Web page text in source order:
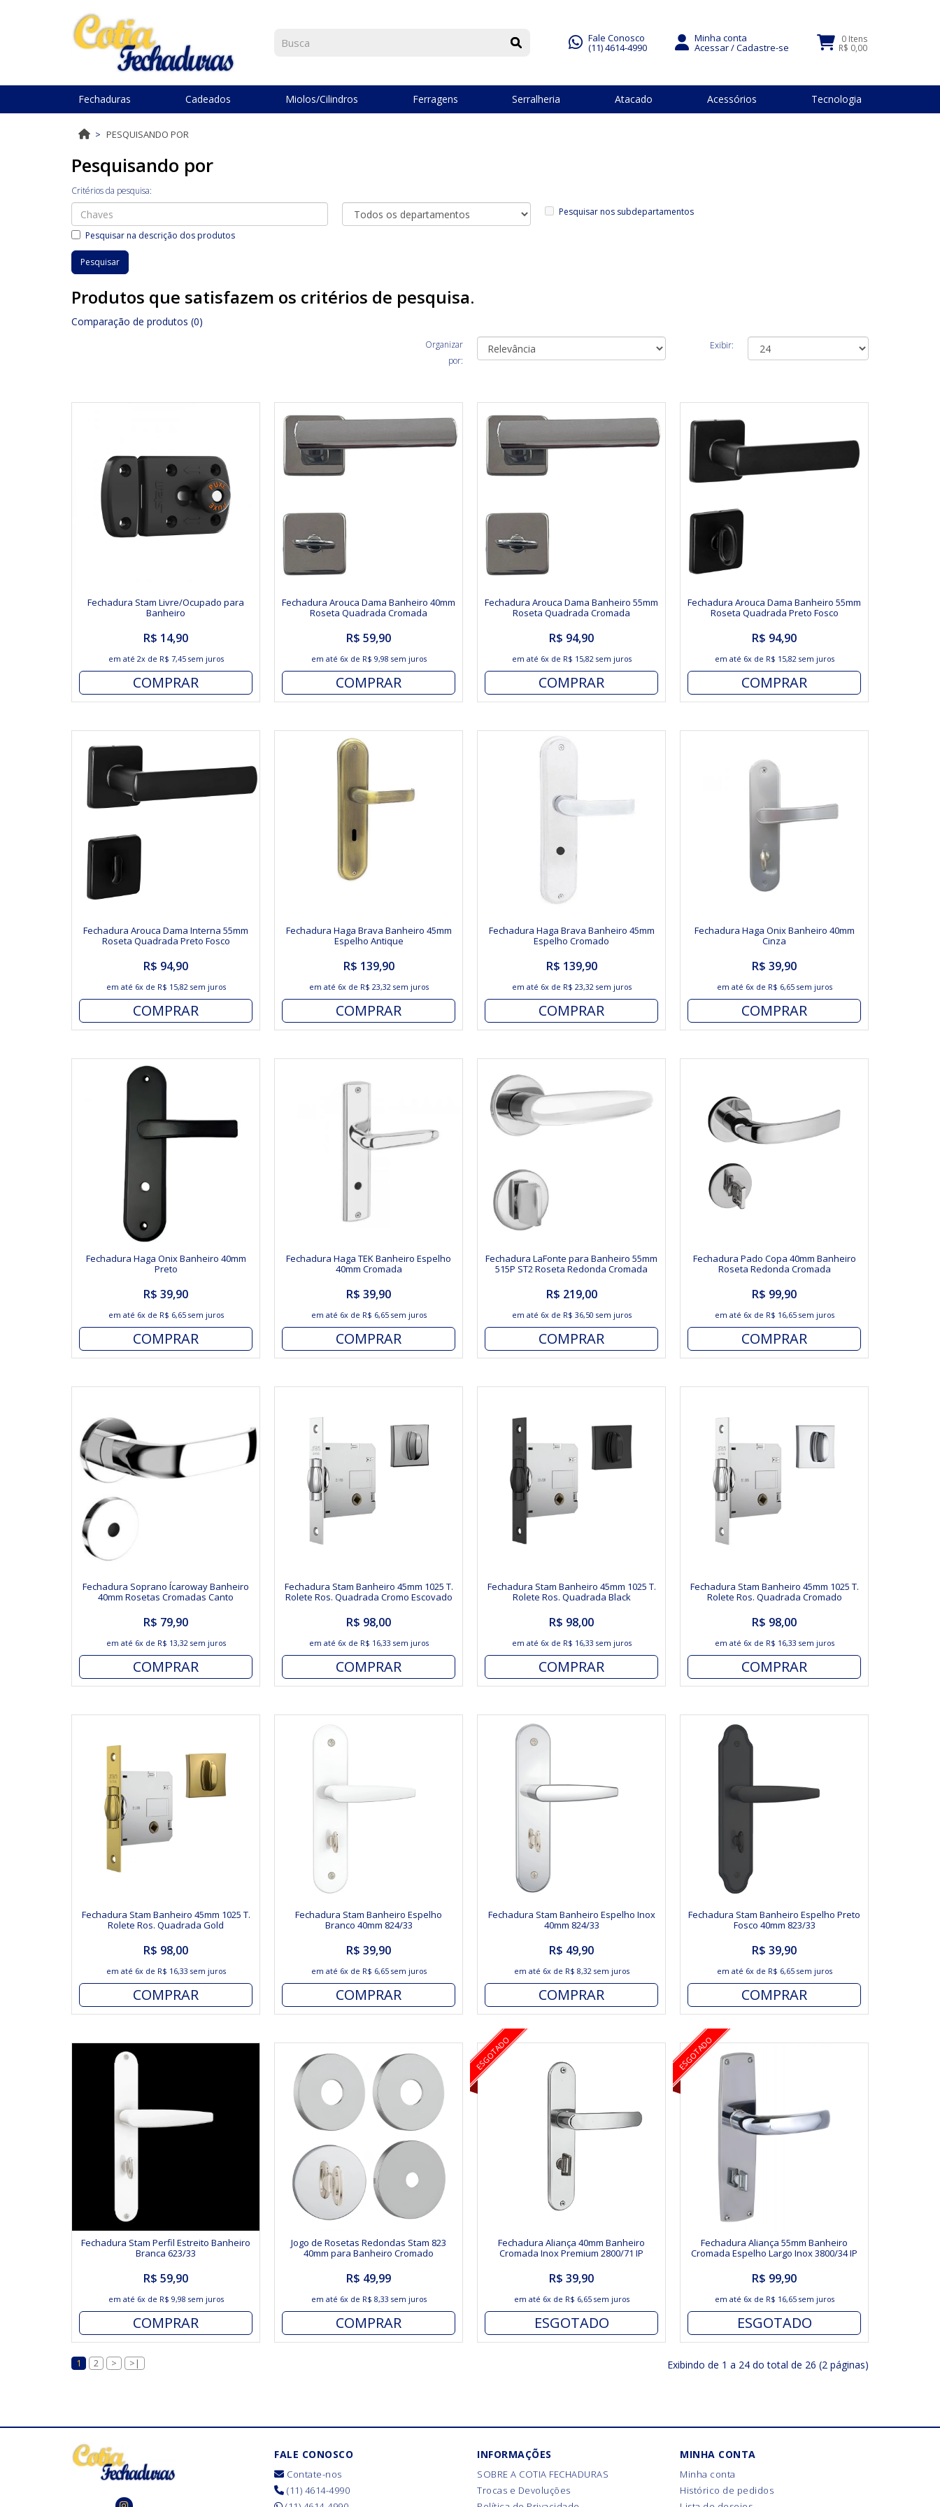
Fale Conosco
(11) 4614-4990
Minha conta
Acessar/Cadastre-se
0 Itens
R$ 0,00
Fechaduras Cadeados Miolos/Cilindros Ferragens Serralheria Atacado Acessórios Tecnologia
PESQUISANDO POR
Pesquisando por
Critérios da pesquisa:
Pesquisar nos subdepartamentos
Pesquisar na descrição dos produtos
Produtos que satisfazem os critérios de pesquisa.
Comparação de produtos (0)
Organizar
por:
Exibir:
Fechadura Stam Livre/Ocupado para
Banheiro
R$ 14,90
em até 2x de R$ 7,45sem juros
COMPRAR
Fechadura Arouca Dama Banheiro 40mm
Roseta Quadrada Cromada
R$ 59,90
em até 6x de R$ 9,98 sem juros
COMPRAR
Fechadura Arouca Dama Banheiro 55mm
Roseta Quadrada Cromada
R$ 94,90
em até 6x de R$ 15,82 sem juros
COMPRAR
Fechadura Arouca Dama Banheiro 55mm
Roseta Quadrada Preto Fosco
R$ 94,90
em até 6x de R$ 15,82 sem juros
COMPRAR
Fechadura Arouca Dama Interna 55mm
Roseta Quadrada Preto Fosco
R$ 94,90
em até 6x de R$ 15,82 sem juros
COMPRAR
Fechadura Haga Brava Banheiro 45mm
Espelho Antique
R$ 139,90
em até 6x de R$ 23,32 sem juros
COMPRAR
Fechadura Haga Brava Banheiro 45mm
Espelho Cromado
R$ 139,90
em até 6x de R$ 23,32 sem juros
COMPRAR
Fechadura Haga Onix Banheiro 40mm
Cinza
R$ 39,90
em até 6x de R$ 6,65sem juros
COMPRAR
Fechadura Haga Onix Banheiro 40mm
Preto
R$ 39,90
em até 6x de R$ 6,65sem juros
COMPRAR
Fechadura Haga TEK Banheiro Espelho
40mm Cromada
R$ 39,90
em até 6x de R$ 6,65sem juros
COMPRAR
Fechadura LaFonte para Banheiro 55mm
515P ST2 Roseta Redonda Cromada
R$ 219,00
em até 6x de R$ 36,50 sem juros
COMPRAR
Fechadura Pado Copa 40mm Banheiro
Roseta Redonda Cromada
R$ 99,90
em até 6x de R$ 16,65sem juros
COMPRAR
Fechadura Soprano Ícaroway Banheiro
40mm Rosetas Cromadas Canto
R$ 79,90
em até 6x de R$ 13,32 sem juros
COMPRAR
Fechadura Stam Banheiro 45mm 1025 T.
Rolete Ros. Quadrada Cromo Escovado
R$ 98,00
em até 6x de R$ 16,33 sem juros
COMPRAR
Fechadura Stam Banheiro 45mm 1025 T.
Rolete Ros. Quadrada Black
R$ 98,00
em até 6x de R$ 16,33 sem juros
COMPRAR
Fechadura Stam Banheiro 45mm 1025 T.
Rolete Ros. Quadrada Cromado
R$ 98,00
em até 6x de R$ 16,33 sem juros
COMPRAR
Fechadura Stam Banheiro 45mm 1025 T.
Rolete Ros. Quadrada Gold
R$ 98,00
em até 6x de R$ 16,33 sem juros
COMPRAR
Fechadura Stam Banheiro Espelho
Branco 40mm 824/33
R$ 39,90
em até 6x de R$ 6,65sem juros
COMPRAR
Fechadura Stam Banheiro Espelho Inox
40mm 824/33
R$ 49,90
em até 6x de R$ 8,32 sem juros
COMPRAR
Fechadura Stam Banheiro Espelho Preto
Fosco 40mm 823/33
R$ 39,90
em até 6x de R$ 6,65sem juros
COMPRAR
Fechadura Stam Perfil Estreito Banheiro
Branca 623/33
R$ 59,90
em até 6x de R$ 9,98 sem juros
COMPRAR
Jogo de Rosetas Redondas Stam 823
40mm para Banheiro Cromado
R$ 49,99
em até 6x de R$ 8,33 sem juros
COMPRAR
ESGOTADO
Fechadura Aliança 40mm Banheiro
Cromada Inox Premium 2800/71 IP
R$ 39,90
em até 6x de R$ 6,65sem juros
ESGOTADO
ESGOTADO
Fechadura Aliança 55mm Banheiro
Cromada Espelho Largo Inox 3800/34 IP
R$ 99,90
em até 6x de R$ 16,65sem juros
ESGOTADO
1 2 > >| Exibindo de 1 a 24 do total de 26 (2 páginas)
FALE CONOSCO
Contate-nos
(11) 4614-4990
INFORMAÇÕES
SOBRE A COTIA FECHADURAS
Trocas e Devoluções
MINHA CONTA
Minha conta
Histórico de pedidos